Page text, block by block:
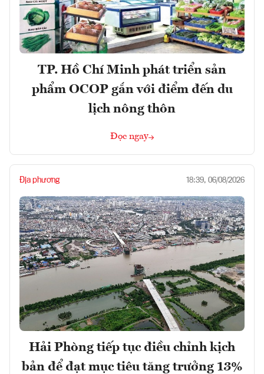
TP. Hồ Chí Minh phát triển sản
phẩm OCOP gắn với điểm đến du
lịch nông thôn
Đọc ngay
Địa phương 18:39, 06/08/2026
Hải Phòng tiếp tục điều chỉnh kịch
bản để đạt mục tiêu tăng trưởng 13%